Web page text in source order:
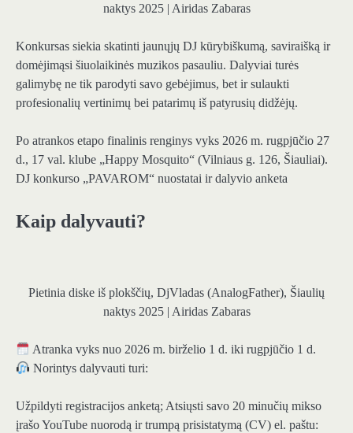
naktys 2025 | Airidas Zabaras
Konkursas siekia skatinti jaunųjų DJ kūrybiškumą, saviraišką ir
domėjimąsi šiuolaikinės muzikos pasauliu. Dalyviai turės
galimybę ne tik parodyti savo gebėjimus, bet ir sulaukti
profesionalių vertinimų bei patarimų iš patyrusių didžėjų.
Po atrankos etapo finalinis renginys vyks 2026 m. rugpjūčio 27
d., 17 val. klube „Happy Mosquito“ (Vilniaus g. 126, Šiauliai).
DJ konkurso „PAVAROM“ nuostatai ir dalyvio anketa
Kaip dalyvauti?
Pietinia diske iš plokščių, DjVladas (AnalogFather), Šiaulių
naktys 2025 | Airidas Zabaras
Atranka vyks nuo 2026 m. birželio 1 d. iki rugpjūčio 1 d.
Norintys dalyvauti turi:
Užpildyti registracijos anketą; Atsiųsti savo 20 minučių mikso
įrašo YouTube nuorodą ir trumpą prisistatymą (CV) el. paštu: